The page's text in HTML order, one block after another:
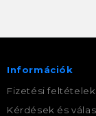
Információk
Fizetési feltételek
Kérdések és